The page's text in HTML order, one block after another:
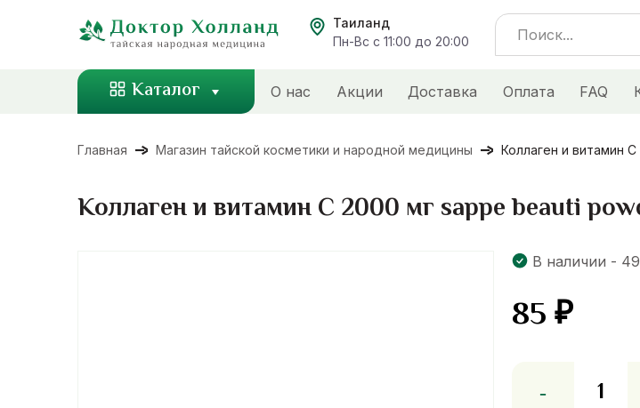
Таиланд
Пн-Вс с 11:00 до 20:00
Search
for:
Каталог О нас Акции Доставка Оплата FAQ
Главная Магазин тайской косметики и народной медицины Коллаген и витамин
Коллаген и витамин С 2000 мг sappe beauti
В наличии -
85₽
товара